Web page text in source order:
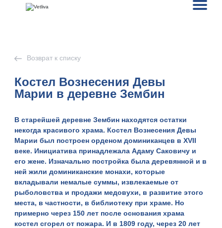
Возврат к списку
Костел Вознесения Девы
Марии в деревне Зембин
В старейшей деревнеЗембин находятся остатки
некогда красивого храма. Костел Вознесения Девы
Мариибыл построен орденом доминиканцев в XVII
веке. Инициатива принадлежала Адаму Саковичу и
его жене. Изначально постройка была деревянной и в
ней жили доминиканские монахи, которые
вкладывали немалые суммы, извлекаемые от
рыболовства и продажи медовухи, в развитие этого
места, в частности, в библиотеку при храме. Но
примерно через 150 лет после основания храма
костел сгорел от пожара. И в 1809 году, через 20 лет